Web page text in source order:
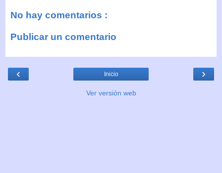
No hay comentarios :
Publicar un comentario
‹ ›
Inicio
Ver versión web